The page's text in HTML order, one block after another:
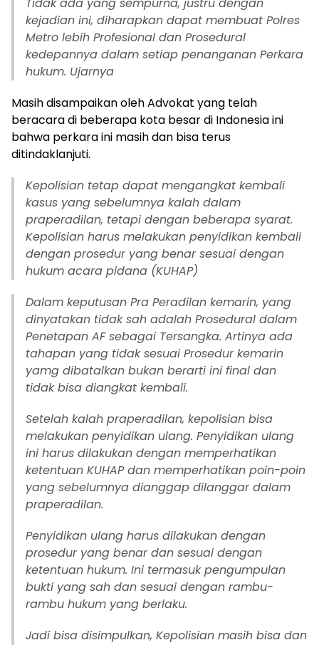
Tidak ada yang sempurna, justru dengan
kejadian ini, diharapkan dapat membuat Polres
Metro lebih Profesional dan Prosedural
kedepannya dalam setiap penanganan Perkara
hukum. Ujarnya
Masih disampaikan oleh Advokat yang telah
beracara di beberapa kota besar di Indonesia ini
bahwa perkara ini masih dan bisa terus
ditindaklanjuti.
Kepolisian tetap dapat mengangkat kembali
kasus yang sebelumnya kalah dalam
praperadilan, tetapi dengan beberapa syarat.
Kepolisian harus melakukan penyidikan kembali
dengan prosedur yang benar sesuai dengan
hukum acara pidana (KUHAP)
Dalam keputusan Pra Peradilan kemarin, yang
dinyatakan tidak sah adalah Prosedural dalam
Penetapan AF sebagai Tersangka. Artinya ada
tahapan yang tidak sesuai Prosedur kemarin
yamg dibatalkan bukan berarti ini final dan
tidak bisa diangkat kembali.
Setelah kalah praperadilan, kepolisian bisa
melakukan penyidikan ulang. Penyidikan ulang
ini harus dilakukan dengan memperhatikan
ketentuan KUHAP dan memperhatikan poin-poin
yang sebelumnya dianggap dilanggar dalam
praperadilan.
Penyidikan ulang harus dilakukan dengan
prosedur yang benar dan sesuai dengan
ketentuan hukum. Ini termasuk pengumpulan
bukti yang sah dan sesuai dengan rambu-
rambu hukum yang berlaku.
Jadi bisa disimpulkan, Kepolisian masih bisa dan